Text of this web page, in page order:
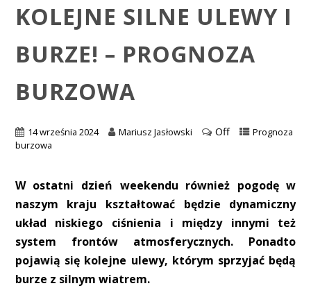
KOLEJNE SILNE ULEWY I
BURZE! – PROGNOZA
BURZOWA
14 września 2024 Mariusz Jasłowski Off
Prognoza
burzowa
W ostatni dzień weekendu również pogodę w
naszym kraju kształtować będzie dynamiczny
układ niskiego ciśnienia i między innymi też
system frontów atmosferycznych. Ponadto
pojawią się kolejne ulewy, którym sprzyjać będą
burze z silnym wiatrem.